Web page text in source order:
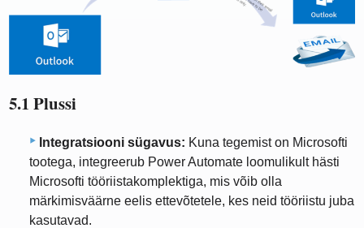
5.1 Plussi
Integratsiooni sügavus: Kuna tegemist on Microsofti
tootega, integreerub Power Automate loomulikult hästi
Microsofti tööriistakomplektiga, mis võib olla
märkimisväärne eelis ettevõtetele, kes neid tööriistu juba
kasutavad.